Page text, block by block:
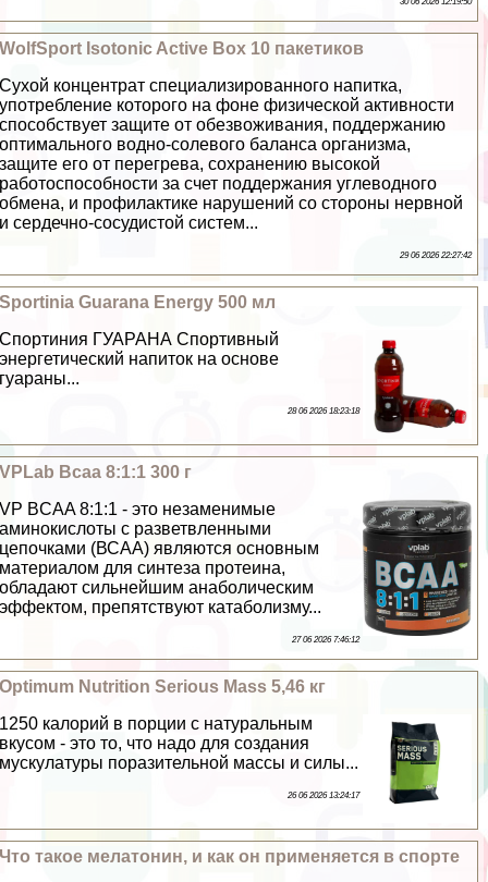
WolfSport Isotonic Active Box 10 пакетиков
Сухой концентрат специализированного напитка,
употрeбление которого на фоне физической активности
способствует защите от обезвоживания, поддержанию
оптимального водно-солевого баланса организма,
защите его от перегрева, сохранению высокой
работоспособности за счет поддержания углеводного
обмена, и профилактике нарушений со стороны нервной
и сердечно-сосудистой систем...
29 06 2026 22:27:42
Sportinia Guarana Energy 500 мл
Спортиния ГУАРАНА Спортивный
энергетический напиток на основе
гуараны...
28 06 2026 18:23:18
VPLab Bcaa 8:1:1 300 г
VP BCAA 8:1:1 - это незаменимые
аминокислоты с разветвленными
цепочками (ВСАА) являются основным
материалом для синтеза протеина,
обладают сильнейшим анаболическим
эффектом, препятствуют катаболизму...
27 06 2026 7:46:12
Optimum Nutrition Serious Mass 5,46 кг
1250 калорий в порции с натуральным
вкусом - это то, что надо для создания
мускулатуры поразительной массы и силы...
26 06 2026 13:24:17
Что такое мелатонин, и как он применяется в спорте